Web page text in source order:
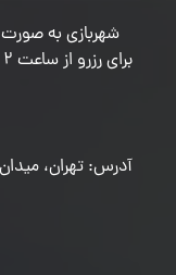
شهربازی به صورت شبانه روز 24
آدرس: تهران،